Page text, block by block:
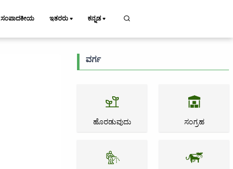
ಸಂಪಾದಕೀಯ ಇತರರು ಕನ್ನಡ
ವರ್ಗ
ಹೊರಡುವುದು ಸಂಗ್ರಹ